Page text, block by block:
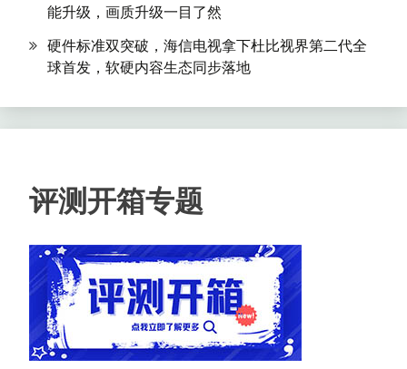
能升级，画质升级一目了然
硬件标准双突破，海信电视拿下杜比视界第二代全
球首发，软硬内容生态同步落地
评测开箱专题